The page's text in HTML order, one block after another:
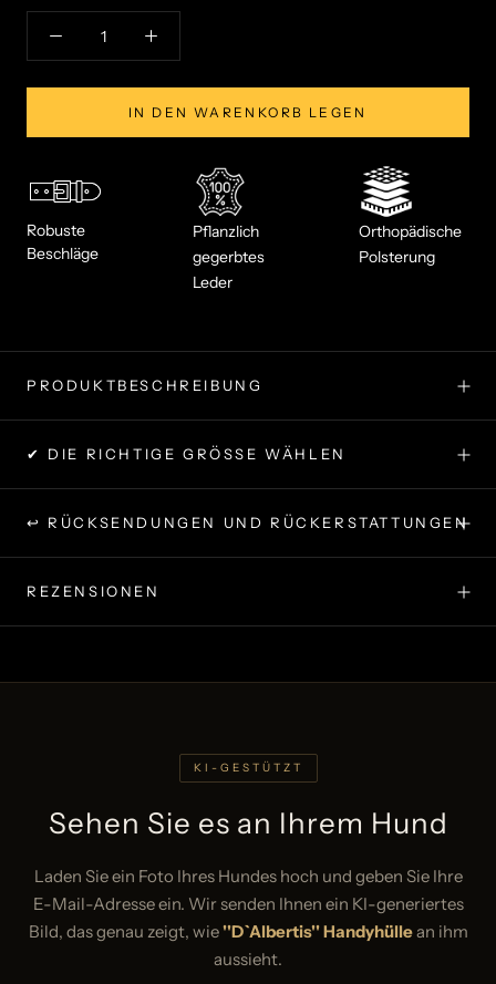
IN DEN WARENKORB LEGEN
Robuste
Beschläge
Pflanzlich
gegerbtes
Leder
Orthopädische
Polsterung
PRODUKTBESCHREIBUNG
✔ DIE RICHTIGE GRÖSSE WÄHLEN
↩ RÜCKSENDUNGEN UND RÜCKERSTATTUNGEN
REZENSIONEN
KI-GESTÜTZT
Sehen Sie es an Ihrem Hund
Laden Sie ein Foto Ihres Hundes hoch und geben Sie Ihre
E-Mail-Adresse ein. Wir senden Ihnen ein KI-generiertes
Bild, das genau zeigt, wie''D`Albertis'' Handyhüllean ihm
aussieht.